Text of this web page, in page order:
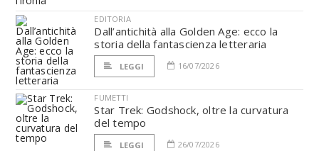
EDITORIA
Dall’antichità alla Golden Age: ecco la
storia della fantascienza letteraria
LEGGI 16/07/2026
FUMETTI
Star Trek: Godshock, oltre la curvatura
del tempo
LEGGI 26/07/2026